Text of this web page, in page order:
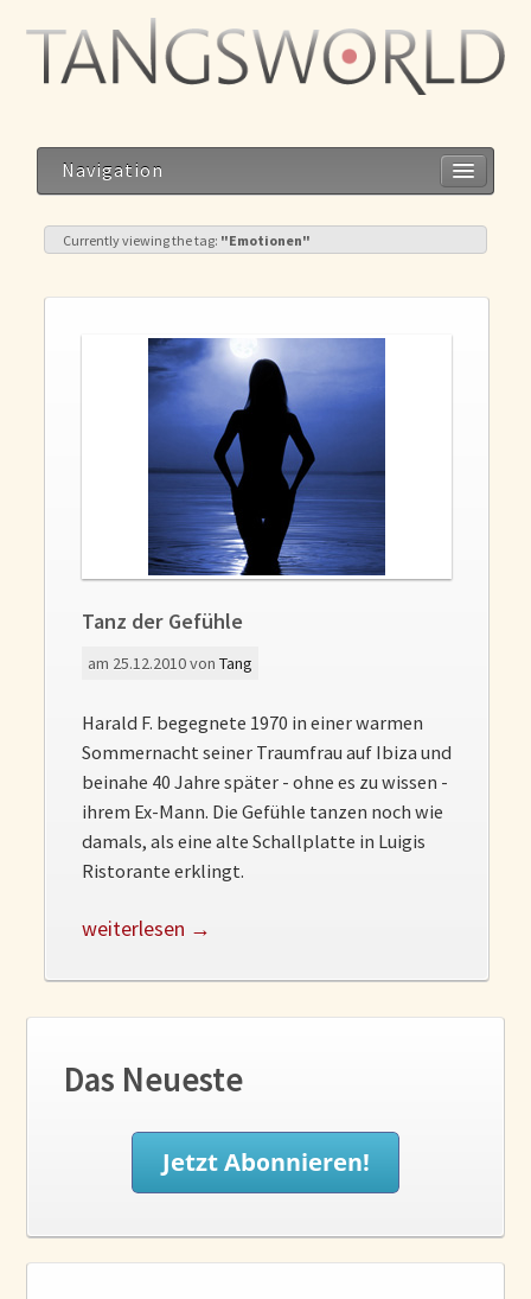
Navigation
Geistesblitze
Reise zum Dalai Lama
Meditation im Alltag – Alltag als Meditation
Gedanken und Gefühle
WunschLos Glücklichsein – und das ausgerechnet zu Weihnachten?
Bücher
Bücher
Die zwei Leben des Herrn Richie
Shop
Tang
Kontakt
Currently viewing the tag: "Emotionen"
Tanz der Gefühle
am 25.12.2010von Tang
Harald F. begegnete 1970 in einer warmen
Sommernacht seiner Traumfrau auf Ibiza und
beinahe 40 Jahre später - ohne es zu wissen -
ihrem Ex-Mann. Die Gefühle tanzen noch wie
damals, als eine alte Schallplatte in Luigis
Ristorante erklingt.
weiterlesen →
Das Neueste